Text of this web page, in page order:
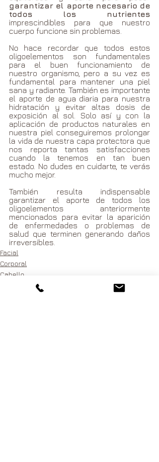
garantizar el aporte necesario de
todos los nutrientes
imprescindibles para que nuestro
cuerpo funcione sin problemas.
No hace recordar que todos estos
oligoelementos son fundamentales
para el buen funcionamiento de
nuestro organismo, pero a su vez es
fundamental para mantener una piel
sana y radiante. También es importante
el aporte de agua diaria para nuestra
hidratación y evitar altas dosis de
exposición al sol. Solo así y con la
aplicación de productos naturales en
nuestra piel conseguiremos prolongar
la vida de nuestra capa protectora que
nos reporta tantas satisfacciones
cuando la tenemos en tan buen
estado. No dudes en cuidarte, te verás
mucho mejor.
También resulta indispensable
garantizar el aporte de todos los
oligoelementos anteriormente
mencionados para evitar la aparición
de enfermedades o problemas de
salud que terminen generando daños
irreversibles.
Facial
Corporal
Cabello